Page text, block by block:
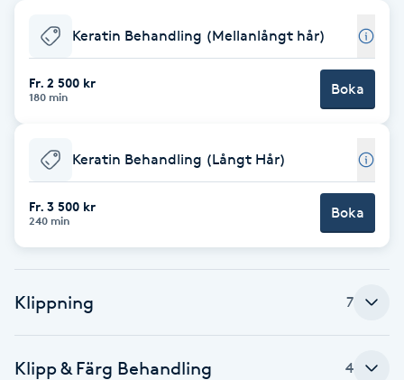
Babylights
Balayage
Barber
Blowout
Keratin Behandling (Mellanlångt hår)
Fr. 2 500 kr
180 min Boka
Keratin Behandling (Långt Hår)
Fr. 3 500 kr
240 min Boka
Klippning 7
Klipp & Färg Behandling 4